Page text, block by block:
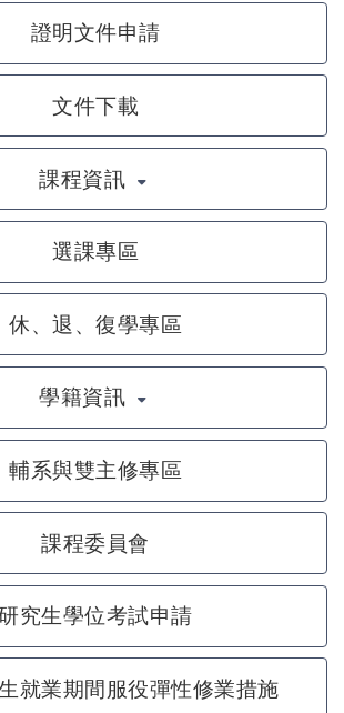
證明文件申請
文件下載
課程資訊
選課專區
休、退、復學專區
學籍資訊
輔系與雙主修專區
課程委員會
究生學位考試申請
就業期間服役彈性修業措施